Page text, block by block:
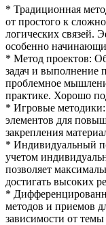
* Традиционная
от простого к
логических связей.
особенно
* Метод проектов:
задач и выполнение
проблемное
практике. Хорошо
* Игровые
элементов для
закрепления
* Индивидуальный
учетом
позволяет
достигать высоких
*
методов и приемов
зависимости от темы